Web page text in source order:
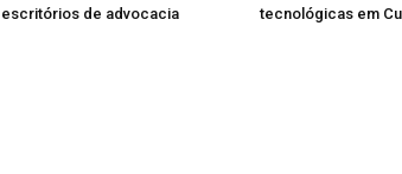
escritórios de advocacia
tecnológicas em